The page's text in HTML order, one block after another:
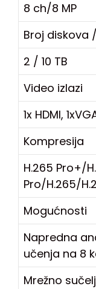
8 ch/8 MP
Broj diskova
2 / 10 TB
Video izlazi
1x HDMI,
Kompresija
H.265 Pro+/
Pro/H.265/
Mogućnosti
Napredna
učenja na 8
Mrežno